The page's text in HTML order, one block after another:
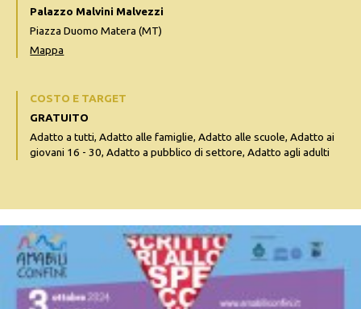
Palazzo Malvini Malvezzi
Piazza Duomo Matera (MT)
Mappa
COSTO E TARGET
GRATUITO
Adatto a tutti, Adatto alle famiglie, Adatto alle scuole, Adatto ai
giovani 16 - 30, Adatto a pubblico di settore, Adatto agli adulti